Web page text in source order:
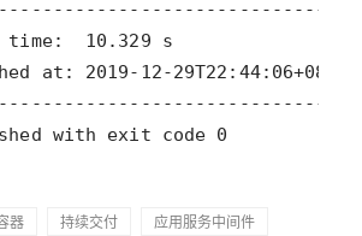
with exit code 0
器 持续交付
应用服务中间件